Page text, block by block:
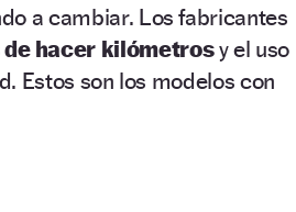
a cambiar. Los fabricantes
hacer kilómetrosy el uso
Estos son los modelos con